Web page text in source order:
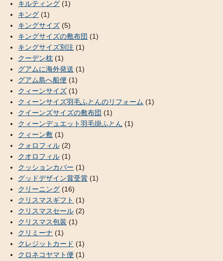
キルティング (1)
キング (1)
キングサイズ (5)
キングサイズの敷布団 (1)
キングサイズ別注 (1)
クーデン枕 (1)
グアムに海外発送 (1)
グアム島へ船便 (1)
クィーンサイズ (1)
クィーンサイズ羽毛ふとんのリフォーム (1)
クイーンズサイズの敷布団 (1)
クィーンデュエット羽毛掛ふとん (1)
クィーン敷 (1)
クォロフィル (2)
クオロフィル (1)
クッションカバー (1)
グッドデザイン賞受賞 (1)
クリーニング (16)
クリスマスギフト (1)
クリスマスセール (2)
クリスマス包装 (1)
クリミーナ (1)
クレジットカード (1)
クロネコヤマト便 (1)